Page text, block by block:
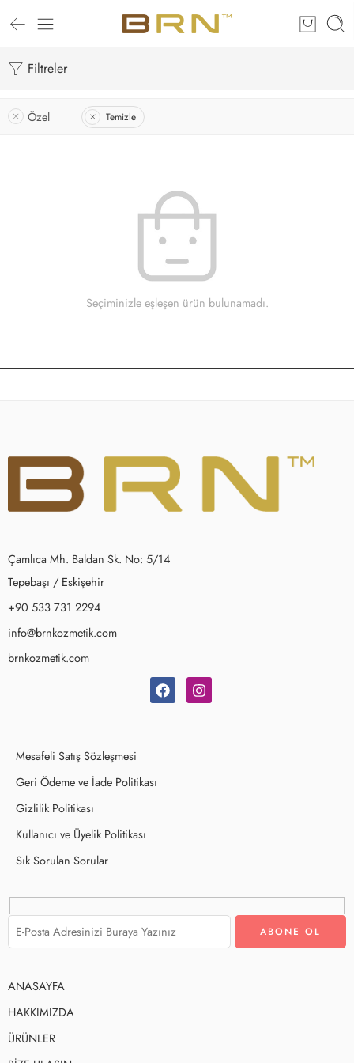
Filtreler
Özel Temizle
Seçiminizle eşleşen ürün bulunamadı.
Çamlıca Mh. Baldan Sk. No: 5/14
Tepebaşı / Eskişehir
+90 533 731 2294
info@brnkozmetik.com
brnkozmetik.com
Mesafeli Satış Sözleşmesi
Geri Ödeme ve İade Politikası
Gizlilik Politikası
Kullanıcı ve Üyelik Politikası
Sık Sorulan Sorular
ANASAYFA
HAKKIMIZDA
ÜRÜNLER